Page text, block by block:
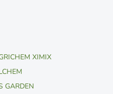
XIMIX
GARDEN